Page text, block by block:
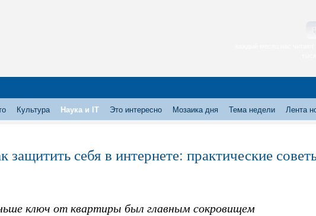
Культура Наука и IT Это интересно Мозаика дня Тема недели Лента
защитить себя в интернете: практические
ключ от квартиры был главным сокровищем